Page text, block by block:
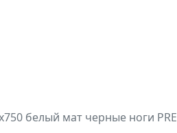
белый мат черные ноги